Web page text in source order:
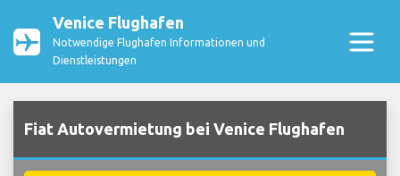
Venice Flughafen
Notwendige Flughafen Informationen und
Dienstleistungen
Fiat Autovermietung bei Venice Flughafen